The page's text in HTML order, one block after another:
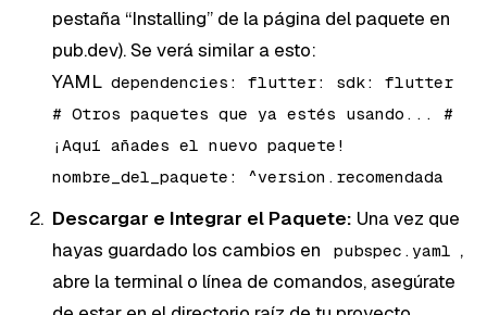
pestaña “Installing” de la página del paquete en
pub.dev). Se verá similar a esto:
YAML dependencies: flutter: sdk: flutter
# Otros paquetes que ya estés usando... #
¡Aquí añades el nuevo paquete!
nombre_del_paquete: ^version.recomendada
Descargar e Integrar el Paquete: Una vez que
hayas guardado los cambios en
pubspec.yaml ,
abre la terminal o línea de comandos, asegúrate